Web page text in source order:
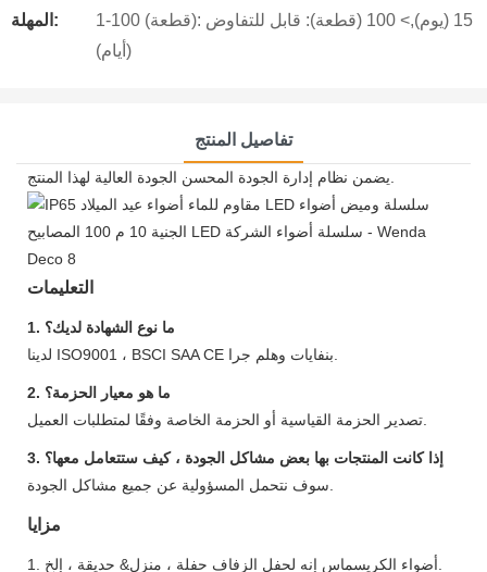
المهلة:
1-100 (قطعة): 15 (يوم),> 100 (قطعة): قابل للتفاوض
(أيام)
تفاصيل المنتج
التعليمات
1. ما نوع الشهادة لديك؟
2. ما هو معيار الحزمة؟
3. إذا كانت المنتجات بها بعض مشاكل الجودة ، كيف ستتعامل معها؟
مزايا